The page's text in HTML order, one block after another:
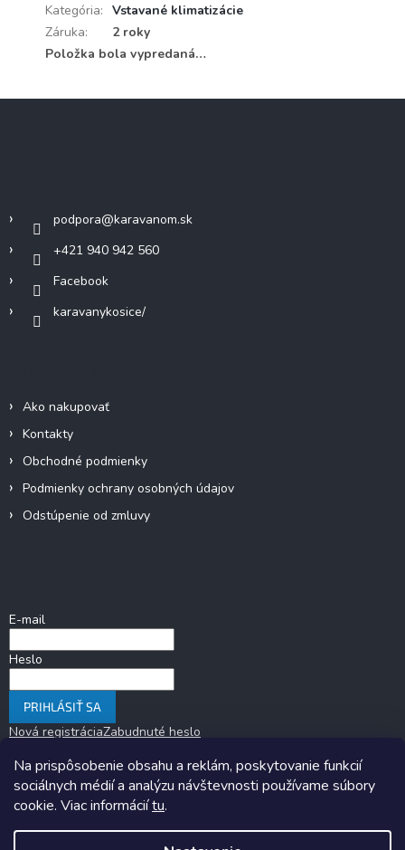
Na prispôsobenie obsahu a reklám, poskytovanie funkcií
sociálnych médií a analýzu návštevnosti používame súbory
cookie. Viac informáciítu.
Kategória: Vstavané klimatizácie
Záruka:
2 roky
Položka bola vypredaná…
podpora@karavanom.sk
+421 940 942 560
Facebook
karavanykosice/
Ako nakupovať
Kontakty
Obchodné podmienky
Podmienky ochrany osobných údajov
Odstúpenie od zmluvy
E-mail
Heslo
PRIHLÁSIŤ SA
Nová registráciaZabudnuté heslo